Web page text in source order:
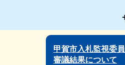
甲賀市入札監視委
審議結果について